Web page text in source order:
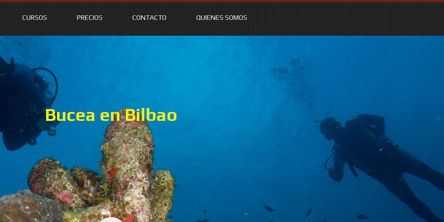
CURSOS PRECIOS CONTACTO QUIENES SOMOS
Bucea en Bilbao